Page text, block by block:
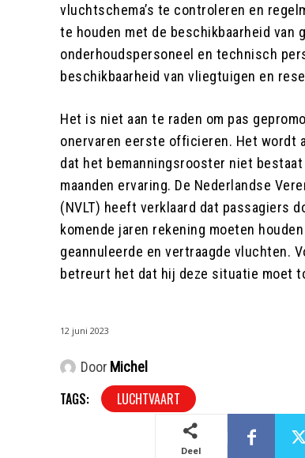
vluchtschema’s te controleren en
te houden met de beschikbaarheid van
onderhoudspersoneel en technisch
beschikbaarheid van vliegtuigen en
Het is niet aan te raden om pas
onervaren eerste officieren. Het wordt
dat het bemanningsrooster niet
maanden ervaring. De Nederlandse
(NVLT) heeft verklaard dat passagiers
komende jaren rekening moeten
geannuleerde en vertraagde vluchten.
betreurt het dat hij deze situatie moet
12 juni 2023
Door Michel
TAGS: LUCHTVAART
Deel